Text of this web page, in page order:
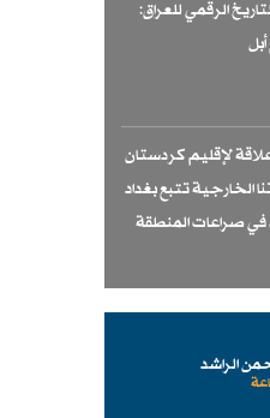
الرقمي للعراق:
علاقة لإقليم كردستان
الخارجية تتبع بغداد
صراعات المنطقة
الراشد